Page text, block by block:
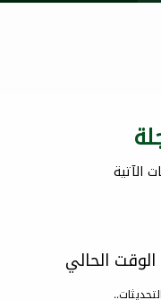
الآتية
الحالي